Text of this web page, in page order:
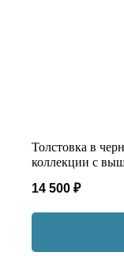
Толстовка в
коллекции с
14 500 ₽